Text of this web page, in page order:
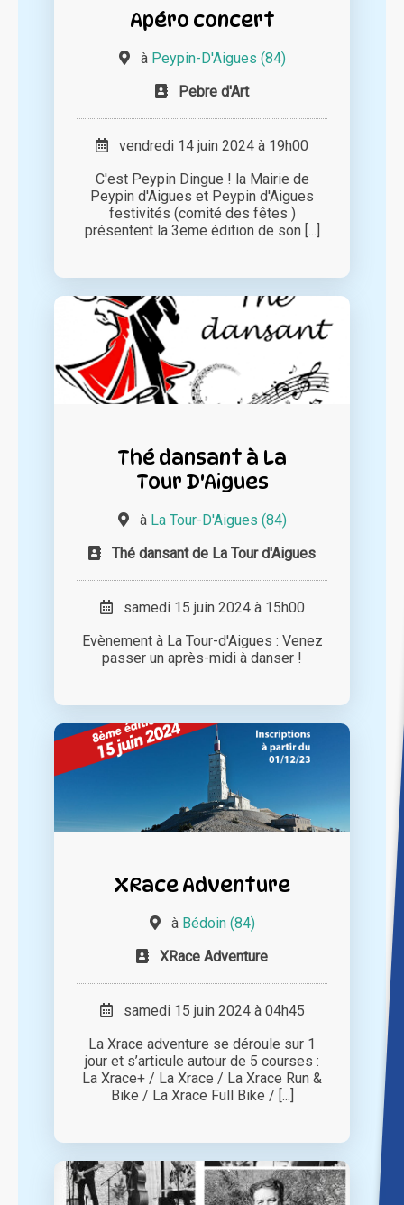
Apéro concert
à Peypin-D'Aigues (84)
Pebre d'Art
vendredi 14 juin 2024 à 19h00
C'est Peypin Dingue ! la Mairie de
Peypin d'Aigues et Peypin d'Aigues
festivités (comité des fêtes )
présentent la 3eme édition de son [...]
Thé dansant à La
Tour D'Aigues
à La Tour-D'Aigues (84)
Thé dansant de La Tour d'Aigues
samedi 15 juin 2024 à 15h00
Evènement à La Tour-d'Aigues : Venez
passer un après-midi à danser !
XRace Adventure
à Bédoin (84)
XRace Adventure
samedi 15 juin 2024 à 04h45
La Xrace adventure se déroule sur 1
jour et s’articule autour de 5 courses :
La Xrace+ / La Xrace / La Xrace Run &
Bike / La Xrace Full Bike / [...]